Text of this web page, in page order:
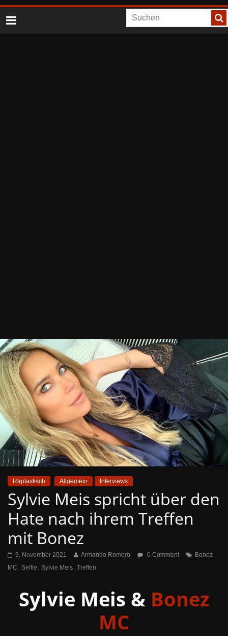
Raptastisch Allgemein Interviews
Sylvie Meis spricht über den
Hate nach ihrem Treffen
mit Bonez
9. November 2021 Armando Romero 0 Comment
Bonez
MC, Selfie, Sylvie Meis, Treffen
Sylvie Meis & Bonez
MC